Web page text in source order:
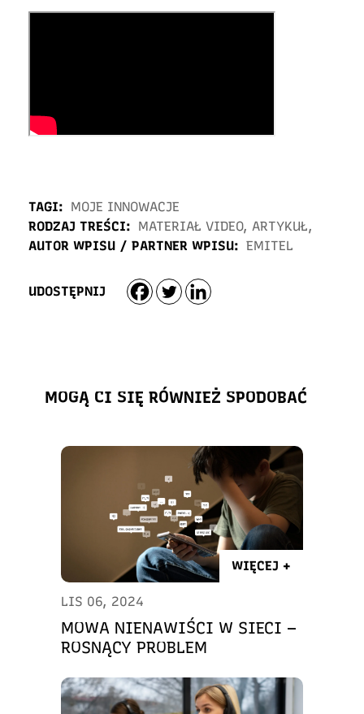
TAGI: MOJE INNOWACJE
RODZAJ TREŚCI: MATERIAŁ VIDEO, ARTYKUŁ,
AUTOR WPISU / PARTNER WPISU: EMITEL
UDOSTĘPNIJ
MOGĄ CI SIĘ RÓWNIEŻ SPODOBAĆ
WIĘCEJ +
LIS 06, 2024
MOWA NIENAWIŚCI W SIECI –
ROSNĄCY PROBLEM